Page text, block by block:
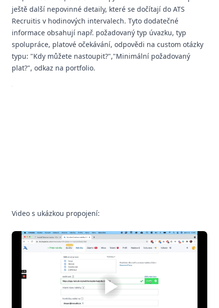
ještě další nepovinné detaily, které se dočítají do ATS
Recruitis v hodinových intervalech. Tyto dodatečné
informace obsahují např. požadovaný typ úvazku, typ
spolupráce, platové očekávání, odpovědi na custom otázky
typu: "Kdy můžete nastoupit?","Minimální požadovaný
plat?", odkaz na portfolio.
Video s ukázkou propojení: